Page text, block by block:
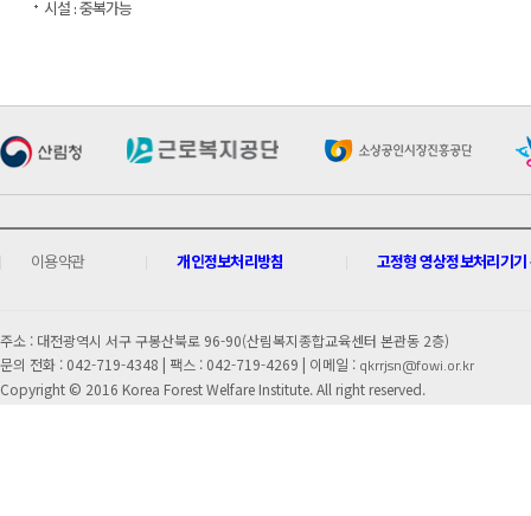
시설 : 중복가능
이용약관 개인정보처리방침 고정형 영상정보처리기기
주소 : 대전광역시 서구 구봉산북로 96-90(산림복지종합교육센터 본관동 2층)
문의 전화 : 042-719-4348 | 팩스 : 042-719-4269 | 이메일 : qkrrjsn@fowi.or.kr
Copyright © 2016 Korea Forest Welfare Institute. All right reserved.